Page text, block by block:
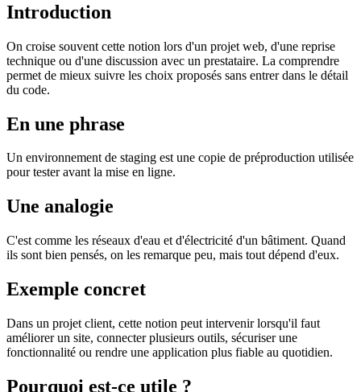
Introduction
On croise souvent cette notion lors d'un projet web, d'une reprise
technique ou d'une discussion avec un prestataire. La comprendre
permet de mieux suivre les choix proposés sans entrer dans le détail
du code.
En une phrase
Un environnement de staging est une copie de préproduction utilisée
pour tester avant la mise en ligne.
Une analogie
C'est comme les réseaux d'eau et d'électricité d'un bâtiment. Quand
ils sont bien pensés, on les remarque peu, mais tout dépend d'eux.
Exemple concret
Dans un projet client, cette notion peut intervenir lorsqu'il faut
améliorer un site, connecter plusieurs outils, sécuriser une
fonctionnalité ou rendre une application plus fiable au quotidien.
Pourquoi est-ce utile ?